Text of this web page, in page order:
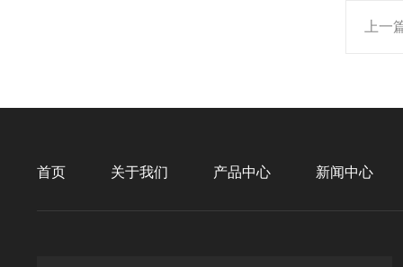
上一
首页 关于我们 产品中心 新闻中心